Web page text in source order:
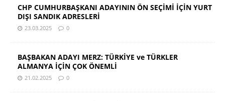
CHP CUMHURBAŞKANI ADAYININ ÖN SEÇİMİ İÇİN YURT
DIŞI SANDIK ADRESLERİ
23.03.2025 0
BAŞBAKAN ADAYI MERZ: TÜRKİYE ve TÜRKLER
ALMANYA İÇİN ÇOK ÖNEMLİ
21.02.2025 0